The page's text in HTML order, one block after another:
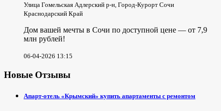
Улица Гомельская Адлерский р-н, Город-Курорт Сочи
Краснодарский Край
Дом вашей мечты в Сочи по доступной цене — от 7,9
млн рублей!
06-04-2026 13:15
Новые Отзывы
Апарт-отель «Крымский» купить апартаменты с ремонтом